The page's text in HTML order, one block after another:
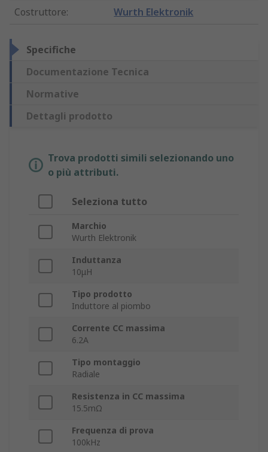
Costruttore: Wurth Elektronik
Specifiche
Documentazione Tecnica
Normative
Dettagli prodotto
Trova prodotti simili selezionando uno
o più attributi.
Seleziona tutto
Marchio
Wurth Elektronik
Induttanza
10μH
Tipo prodotto
Induttore al piombo
Corrente CC massima
6.2A
Tipo montaggio
Radiale
Resistenza in CC massima
15.5mΩ
Frequenza di prova
100kHz